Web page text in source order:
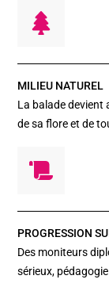
MILIEU NATUREL
La balade devient
de sa flore et de
PROGRESSION
Des moniteurs
sérieux,